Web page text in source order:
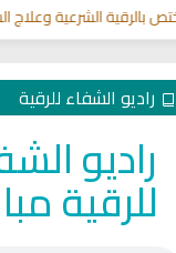
الشرعية وعلاج
راديو الشفاء للرقية
راديو
للرقية